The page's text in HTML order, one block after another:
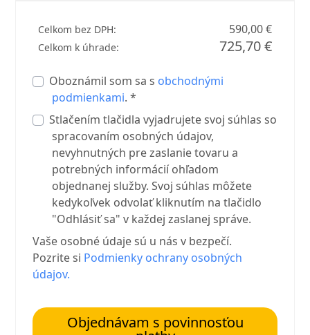
Celkom bez DPH: 590,00 €
Celkom k úhrade: 725,70 €
Oboznámil som sa s obchodnými
podmienkami. *
Stlačením tlačidla vyjadrujete svoj súhlas so
spracovaním osobných údajov,
nevyhnutných pre zaslanie tovaru a
potrebných informácií ohľadom
objednanej služby. Svoj súhlas môžete
kedykoľvek odvolať kliknutím na tlačidlo
"Odhlásiť sa" v každej zaslanej správe.
Vaše osobné údaje sú u nás v bezpečí.
Pozrite si Podmienky ochrany osobných
údajov.
Objednávam s povinnosťou